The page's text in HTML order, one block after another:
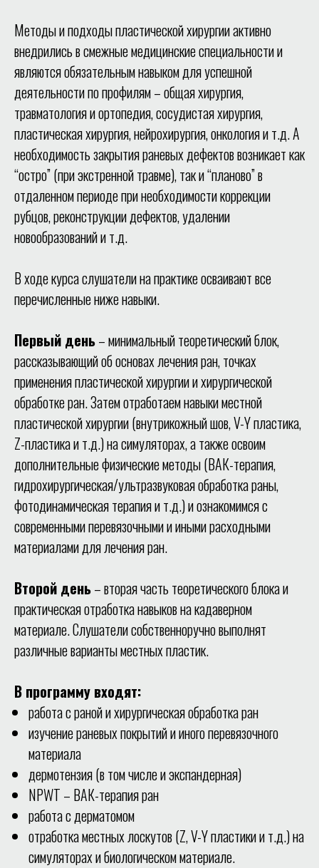
Методы и подходы пластической хирургии активно
внедрились в смежные медицинские специальности и
являются обязательным навыком для успешной
деятельности по профилям – общая хирургия,
травматология и ортопедия, сосудистая хирургия,
пластическая хирургия, нейрохирургия, онкология и т.д. А
необходимость закрытия раневых дефектов возникает как
“остро” (при экстренной травме), так и “планово” в
отдаленном периоде при необходимости коррекции
рубцов, реконструкции дефектов, удалении
новообразований и т.д.
В ходе курса слушатели на практике осваивают все
перечисленные ниже навыки.
Первый день– минимальный теоретический блок,
рассказывающий об основах лечения ран, точках
применения пластической хирургии и хирургической
обработке ран. Затем отработаем навыки местной
пластической хирургии (внутрикожный шов, V-Y пластика,
Z-пластика и т.д.) на симуляторах, а также освоим
дополнительные физические методы (ВАК-терапия,
гидрохирургическая/ультразвуковая обработка раны,
фотодинамическая терапия и т.д.) и ознакомимся с
современными перевязочными и иными расходными
материалами для лечения ран.
Второй день– вторая часть теоретического блока и
практическая отработка навыков на кадаверном
материале. Слушатели собственноручно выполнят
различные варианты местных пластик.
В программу входят:
работа с раной и хирургическая обработка ран
изучение раневых покрытий и иного перевязочного
материала
дермотензия (в том числе и экспандерная)
NPWT – ВАК-терапия ран
работа с дерматомом
отработка местных лоскутов (Z, V-Y пластики и т.д.) на
симуляторах и биологическом материале.